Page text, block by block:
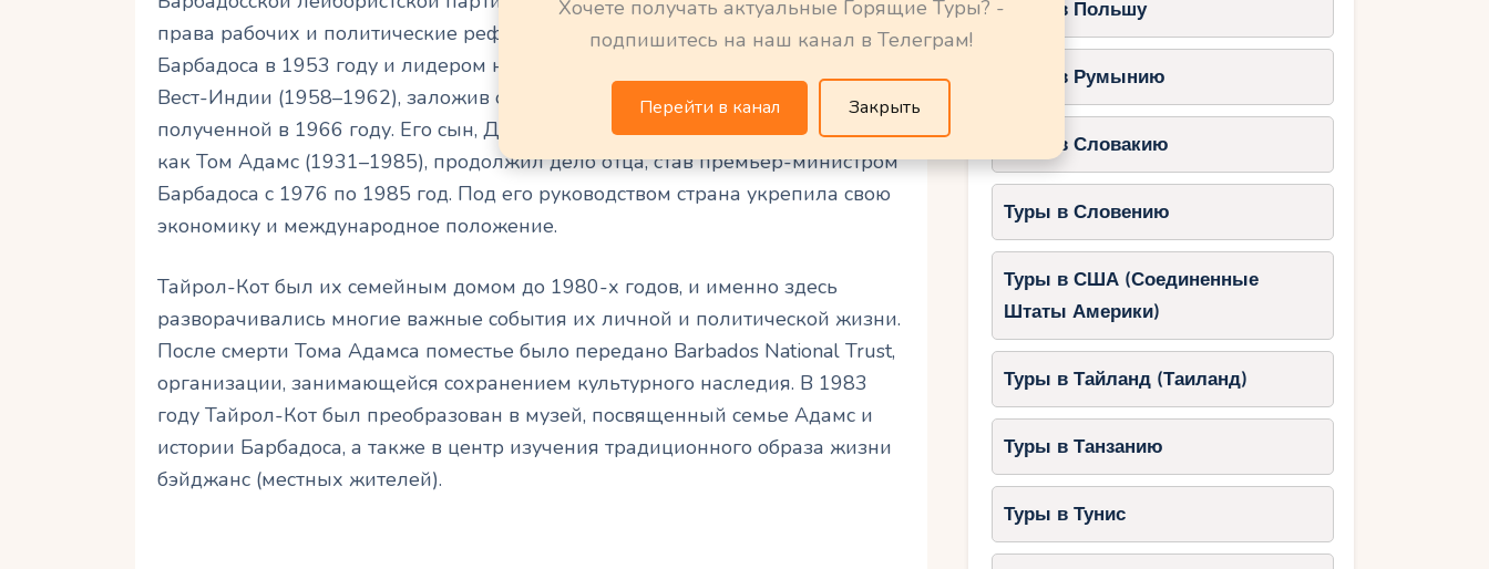
права рабочих и политические реформы. Адамс стал первым премьером
Барбадоса в 1953 году и лидером недолго существовавшей Федерации
Вест-Индии (1958–1962), заложив основы для независимости острова,
полученной в 1966 году. Его сын, Джон Майкл Джеффри Адамс, известный
как Том Адамс (1931–1985), продолжил дело отца, став премьер-министром
Барбадоса с 1976 по 1985 год. Под его руководством страна укрепила свою
экономику и международное положение.
Тайрол-Кот был их семейным домом до 1980-х годов, и именно здесь
разворачивались многие важные события их личной и политической жизни.
После смерти Тома Адамса поместье было передано Barbados National Trust,
организации, занимающейся сохранением культурного наследия. В 1983
году Тайрол-Кот был преобразован в музей, посвященный семье Адамс и
истории Барбадоса, а также в центр изучения традиционного образа жизни
бэйджанс (местных жителей).
Туры в Польшу
Туры в Румынию
Туры в Словакию
Туры в Словению
Туры в США (Соединенные
Штаты Америки)
Туры в Тайланд (Таиланд)
Туры в Танзанию
Туры в Тунис
Хочете получать актуальные Горящие Туры? -
подпишитесь на наш канал в Телеграм!
Перейти в канал Закрыть